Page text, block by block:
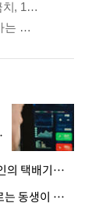
· 엘베 문 열리자 지팡이 '퍽'…노인의 택배기사 폭행 이유
· "20년 병수발했는데 얼굴도 모르는 동생이 유산 절반을"…배다른 형제 상속권 있을까